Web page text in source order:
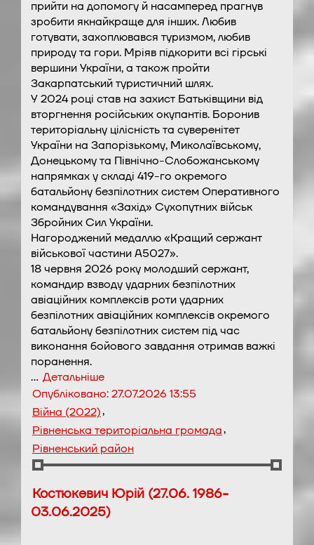
прийти на допомогу й насамперед прагнув
зробити якнайкраще для інших. Любив
готувати, захоплювався туризмом, любив
природу та гори. Мріяв підкорити всі гірські
вершини України, а також пройти
Закарпатський туристичний шлях.
У 2024 році став на захист Батьківщини від
вторгнення російських окупантів. Боронив
територіальну цілісність та суверенітет
України на Запорізькому, Миколаївському,
Донецькому та Північно-Слобожанському
напрямках у складі 419-го окремого
батальйону безпілотних систем Оперативного
командування «Захід» Сухопутних військ
Збройних Сил України.
Нагороджений медаллю «Кращий сержант
військової частини А5027».
18 червня 2026 року молодший сержант,
командир взводу ударних безпілотних
авіаційних комплексів роти ударних
безпілотних авіаційних комплексів окремого
батальйону безпілотних систем під час
виконання бойового завдання отримав важкі
поранення.
… Детальніше
Опубліковано:27.07.2026 13:55
Війна (2022),
Рівненська територіальна громада,
Рівненський район
Костюкевич Юрій (27.06. 1986-
03.06.2025)